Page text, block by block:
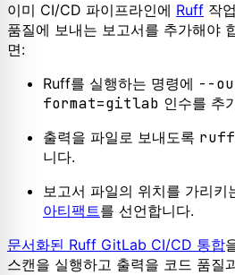
이미 CI/CD 파이프라인에 Ruff 작
품질에 보내는 보고서를 추가해야
면:
Ruff를 실행하는 명령에 --
format=gitlab 인수를 추
출력을 파일로 보내도록 ruff
니다.
보고서 파일의 위치를 가리키
아티팩트를 선언합니다.
문서화된 Ruff GitLab CI/CD 통합
스캔을 실행하고 출력을 코드 품질